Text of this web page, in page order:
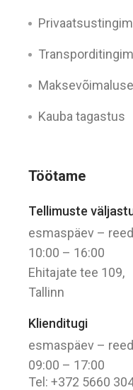
Töötame
Tellimuste
esmaspäev –
10:00 – 16:00
Ehitajate tee 109,
Tallinn
Klienditugi
esmaspäev –
09:00 – 17:00
Tel: +372 5660
Kauba tagastus